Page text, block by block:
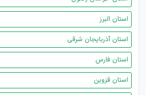
استان البرز
استان آذربایجان شرقی
استان فارس
استان قزوین